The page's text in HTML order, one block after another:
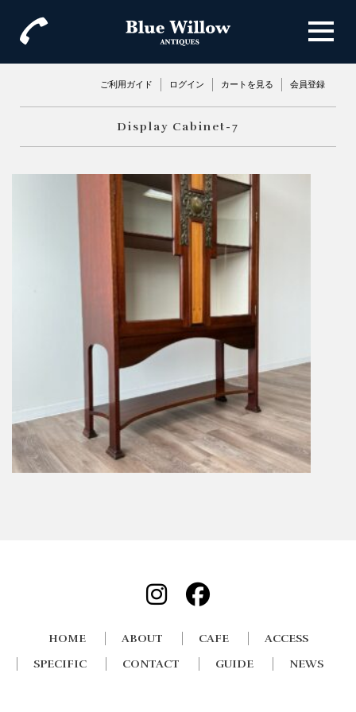
ご利用ガイド ログイン カートを見る 会員登録
Display Cabinet-7
HOME ABOUT CAFE
ACCESS
SPECIFIC
CONTACT GUIDE NEWS